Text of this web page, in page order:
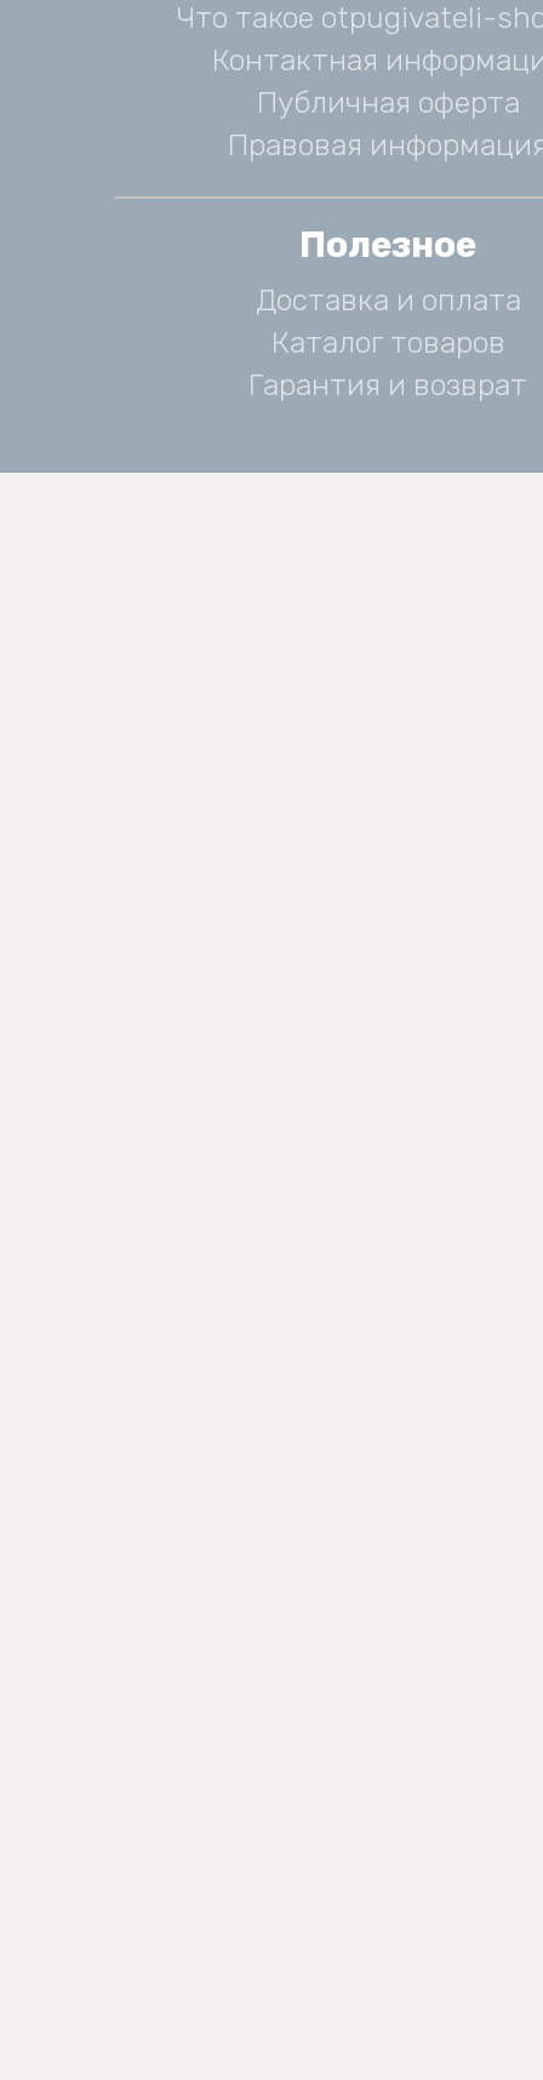
Что такое otpugivateli-
Контактная
Публичная оферта
Правовая
Полезное
Доставка и оплата
Каталог товаров
Гарантия и возврат